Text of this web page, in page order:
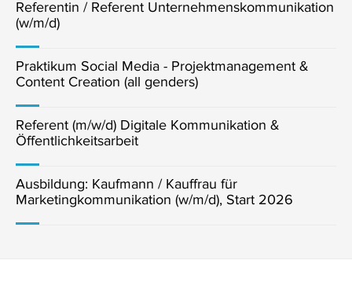
Referentin / Referent Unternehmenskommunikation
(w/m/d)
Praktikum Social Media - Projektmanagement &
Content Creation (all genders)
Referent (m/w/d) Digitale Kommunikation &
Öffentlichkeitsarbeit
Ausbildung: Kaufmann / Kauffrau für
Marketingkommunikation (w/m/d), Start 2026